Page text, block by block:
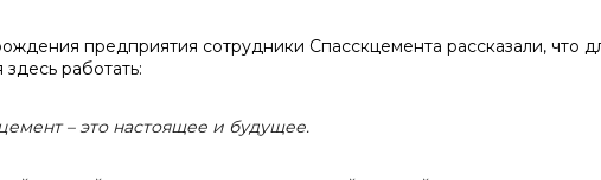
предприятия сотрудники Спасскцемента рассказали, что
здесь работать:
– это настоящее и будущее.